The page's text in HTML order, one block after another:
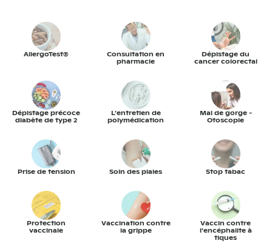
AllergoTest®
Consultation en
pharmacie
Dépistage du
cancer colorectal
Dépistage précoce
diabète de type 2
L’entretien de
polymédication
Mal de gorge -
Otoscopie
Prise de tension Soin des plaies Stop tabac
Protection
vaccinale
Vaccination contre
la grippe
Vaccin contre
l’encéphalite à
tiques